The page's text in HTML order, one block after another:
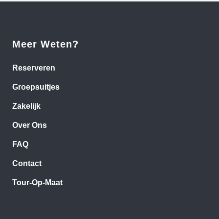
Meer Weten?
Reserveren
Groepsuitjes
Zakelijk
Over Ons
FAQ
Contact
Tour-Op-Maat